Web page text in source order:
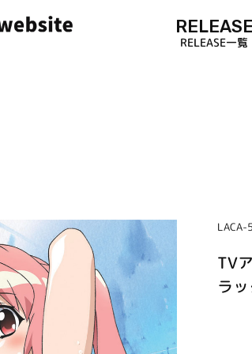
RELEASE
RELEASE一覧
LACA-
TV
ラッ